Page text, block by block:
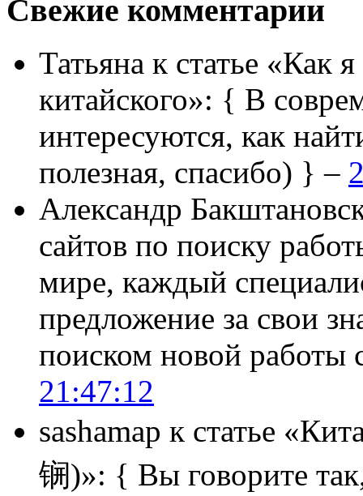
Свежие комментарии
Татьяна к статье «Как
китайского»: { В
интересуются, как
полезная, спасибо) } –
Александр
сайтов по поиску
мире, каждый
предложение за свои
поиском новой
21:47:12
sashamap к статье
锎)»: { Вы говорите